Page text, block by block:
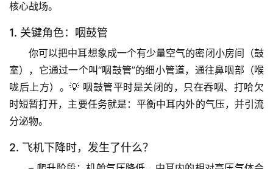
核心战场。
1. 关键角色：咽鼓管
你可以把中耳想象成一个有少量空气的密闭小房间 （鼓
室），它通过一个叫“咽鼓管”的细小管道，通往鼻咽部（喉
咙后上方）。💡 咽鼓管平时是关闭的，只在吞咽、打哈欠
时短暂打开，主要任务就是：平衡中耳内外的气压，并引流
分泌物。
2. 飞机下降时，发生了什么？